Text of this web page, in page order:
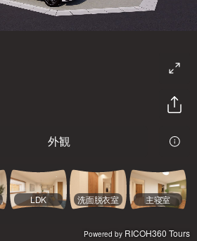
外観
LDK 洗面脱衣室 主寝室
Powered by RICOH360 Tours